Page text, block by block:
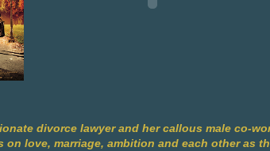
divorce lawyer and her callous male co-
on love, marriage, ambition and each other as